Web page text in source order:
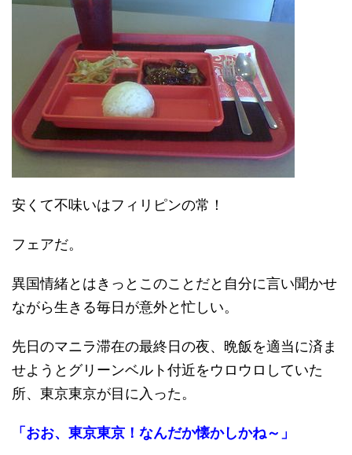
安くて不味いはフィリピンの常！
フェアだ。
異国情緒とはきっとこのことだと自分に言い聞かせ
ながら生きる毎日が意外と忙しい。
先日のマニラ滞在の最終日の夜、晩飯を適当に済ま
せようとグリーンベルト付近をウロウロしていた
所、東京東京が目に入った。
「おお、東京東京！なんだか懐かしかね～」